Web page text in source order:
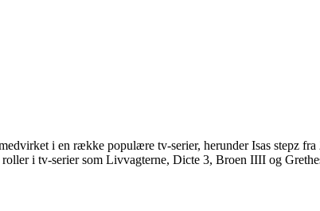
i en række populære tv-serier, herunder Isas stepz
i tv-serier som Livvagterne, Dicte 3, Broen IIII og